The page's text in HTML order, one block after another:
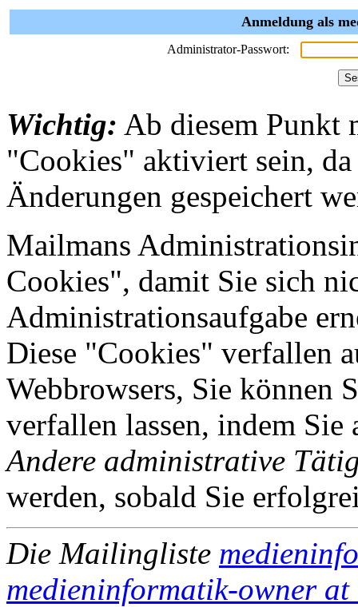
Anmeldung als
Administrator-Passwort:
Wichtig: Ab diesem Punkt
"Cookies" aktiviert sein,
Änderungen gespeichert
Mailmans
Cookies", damit Sie sich
Administrationsaufgabe
Diese "Cookies" verfallen
Webbrowsers, Sie können
verfallen lassen, indem
Andere administrative
werden, sobald Sie
Die Mailingliste
medieninformatik-owner